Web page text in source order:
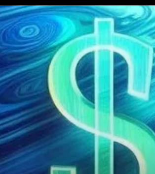
Jupiter (JUP) attire
des investisseurs
détient un potentiel
de 100 %, visant le